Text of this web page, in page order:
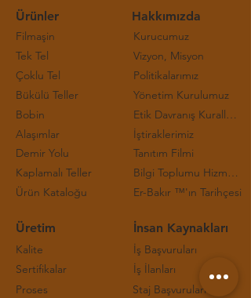
Ürünler
Filmaşin
Tek Tel
Çoklu Tel
Bükülü Teller
Bobin
Alaşımlar
Demir Yolu
Kaplamalı Teller
Ürün Kataloğu
Hakkımızda
Kurucumuz
Vizyon, Misyon
Politikalarımız
Yönetim Kurulumuz
Etik Davranış Kuralları ve Çalışma Prensipleri
İştiraklerimiz
Tanıtım Filmi
Bilgi Toplumu Hizmetleri
Er-Bakır ™'ın Tarihçesi
Üretim
Kalite
Sertifikalar
Proses
İnsan Kaynakları
İş Başvuruları
İş İlanları
Staj Başvuruları